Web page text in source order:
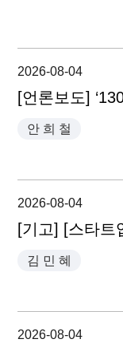
2026-08-04
안 희 철
2026-08-04
김 민 혜
2026-08-04